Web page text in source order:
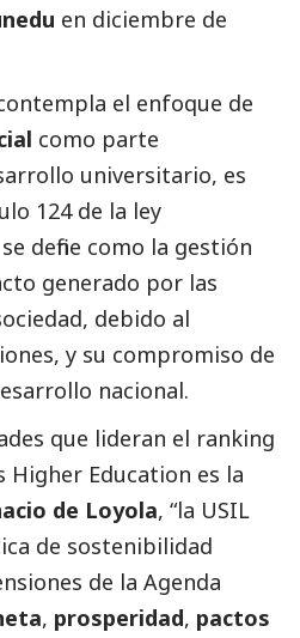
en diciembre de
el enfoque de
como parte
universitario, es
124 de la ley
define como la gestión
generado por las
debido al
y su compromiso de
nacional.
que lideran el ranking
Higher Education es la
de Loyola, “la USIL
de sostenibilidad
de la Agenda
, prosperidad, pactos